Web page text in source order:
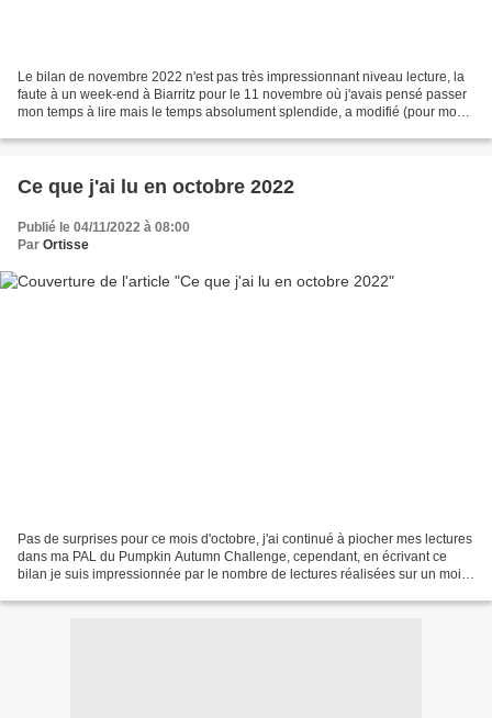
Le bilan de novembre 2022 n'est pas très impressionnant niveau lecture, la
faute à un week-end à Biarritz pour le 11 novembre où j'avais pensé passer
mon temps à lire mais le temps absolument splendide, a modifié (pour mon
Ce que j'ai lu en octobre 2022
Publié le 04/11/2022 à 08:00
Par Ortisse
Pas de surprises pour ce mois d'octobre, j'ai continué à piocher mes lectures
dans ma PAL du Pumpkin Autumn Challenge, cependant, en écrivant ce
bilan je suis impressionnée par le nombre de lectures réalisées sur un mois.